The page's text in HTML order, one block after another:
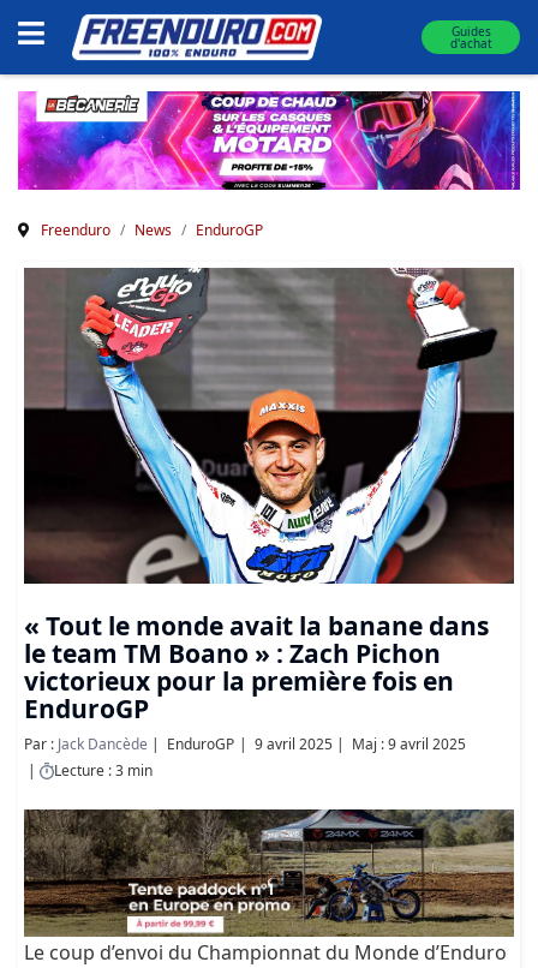
Guides
d'achat
Freenduro News EnduroGP
« Tout le monde avait la banane dans
le team TM Boano » : Zach Pichon
victorieux pour la première fois en
EnduroGP
Par : Jack Dancède EnduroGP 9 avril 2025
Maj : 9 avril 2025
Lecture : 3 min
Le coup d’envoi du Championnat du Monde d’Enduro